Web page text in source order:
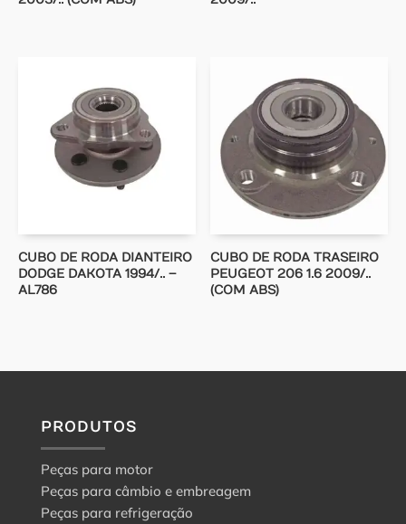
CUBO DE RODA DIANTEIRO
DODGE DAKOTA 1994/.. –
AL786
CUBO DE RODA TRASEIRO
PEUGEOT 206 1.6 2009/..
(COM ABS)
PRODUTOS
Peças para motor
Peças para câmbio e embreagem
Peças para refrigeração